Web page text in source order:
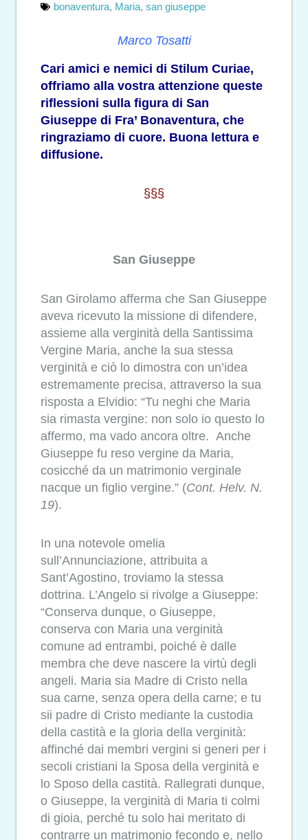
bonaventura, Maria, san giuseppe
Marco Tosatti
Cari amici e nemici di Stilum Curiae,
offriamo alla vostra attenzione queste
riflessioni sulla figura di San
Giuseppe di Fra’ Bonaventura, che
ringraziamo di cuore. Buona lettura e
diffusione.
§§§
San Giuseppe
San Girolamo afferma che San Giuseppe
aveva ricevuto la missione di difendere,
assieme alla verginità della Santissima
Vergine Maria, anche la sua stessa
verginità e ciò lo dimostra con un’idea
estremamente precisa, attraverso la sua
risposta a Elvidio: “Tu neghi che Maria
sia rimasta vergine: non solo io questo lo
affermo, ma vado ancora oltre. Anche
Giuseppe fu reso vergine da Maria,
cosicché da un matrimonio verginale
nacque un figlio vergine.” (Cont. Helv. N.
19).
In una notevole omelia
sull’Annunciazione, attribuita a
Sant’Agostino, troviamo la stessa
dottrina. L’Angelo si rivolge a Giuseppe:
“Conserva dunque, o Giuseppe,
conserva con Maria una verginità
comune ad entrambi, poiché è dalle
membra che deve nascere la virtù degli
angeli. Maria sia Madre di Cristo nella
sua carne, senza opera della carne; e tu
sii padre di Cristo mediante la custodia
della castità e la gloria della verginità:
affinché dai membri vergini si generi per i
secoli cristiani la Sposa della verginità e
lo Sposo della castità. Rallegrati dunque,
o Giuseppe, la verginità di Maria ti colmi
di gioia, perché tu solo hai meritato di
contrarre un matrimonio fecondo e, nello